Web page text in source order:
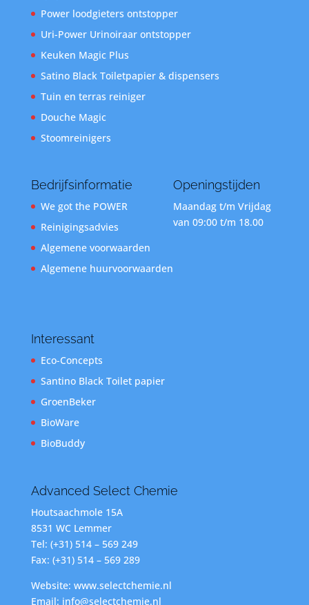
Power loodgieters ontstopper
Uri-Power Urinoiraar ontstopper
Keuken Magic Plus
Satino Black Toiletpapier & dispensers
Tuin en terras reiniger
Douche Magic
Stoomreinigers
Bedrijfsinformatie
We got the POWER
Reinigingsadvies
Algemene voorwaarden
Algemene huurvoorwaarden
Openingstijden
Maandag t/m Vrijdag
van 09:00 t/m 18.00
Interessant
Eco-Concepts
Santino Black Toilet papier
GroenBeker
BioWare
BioBuddy
Advanced Select Chemie
Houtsaachmole 15A
8531 WC Lemmer
Tel: (+31) 514 – 569 249
Fax: (+31) 514 – 569 289
Website: www.selectchemie.nl
Email: info@selectchemie.nl